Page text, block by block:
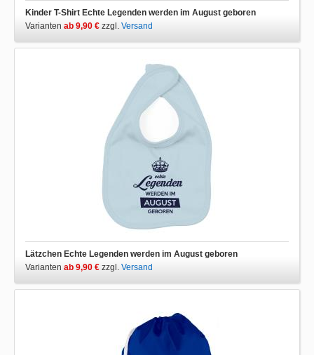
Kinder T-Shirt Echte Legenden werden im August geboren
Varianten ab 9,90 € zzgl. Versand
Lätzchen Echte Legenden werden im August geboren
Varianten ab 9,90 € zzgl. Versand